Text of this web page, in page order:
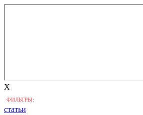
X
ФИЛЬТРЫ:
статьи